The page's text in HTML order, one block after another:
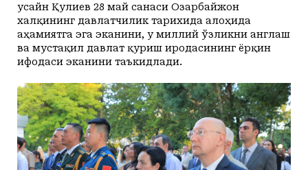
Ҳусайн Қулиев 28 май санаси Озарбайжон
халқининг давлатчилик тарихида алоҳида
аҳамиятга эга эканини, у миллий ўзликни англаш
ва мустақил давлат қуриш иродасининг ёрқин
ифодаси эканини таъкидлади.